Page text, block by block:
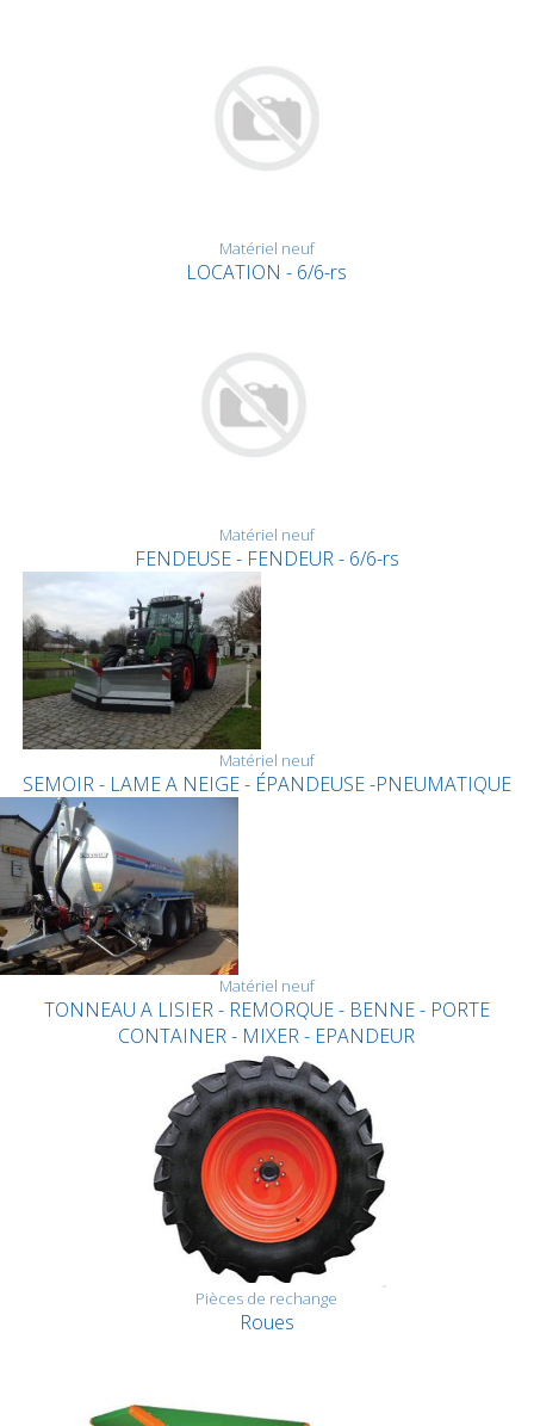
Matériel neuf
LOCATION - 6/6-rs
Matériel neuf
FENDEUSE - FENDEUR - 6/6-rs
Matériel neuf
SEMOIR - LAME A NEIGE - ÉPANDEUSE -PNEUMATIQUE
Matériel neuf
TONNEAU A LISIER - REMORQUE - BENNE - PORTE
CONTAINER - MIXER - EPANDEUR
Pièces de rechange
Roues